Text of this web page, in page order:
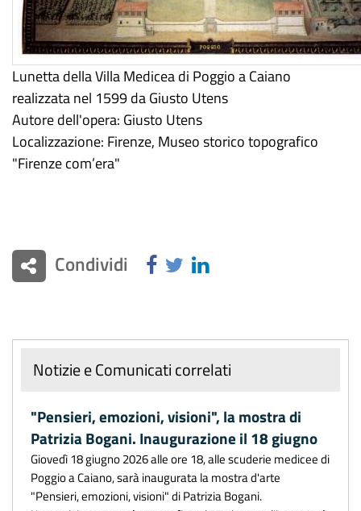
Lunetta della Villa Medicea di Poggio a Caiano
realizzata nel 1599 da Giusto Utens
Autore dell'opera: Giusto Utens
Localizzazione: Firenze, Museo storico topografico
"Firenze com’era"
Condividi
Notizie e Comunicati correlati
"Pensieri, emozioni, visioni", la mostra di
Patrizia Bogani. Inaugurazione il 18 giugno
Giovedì 18 giugno 2026 alle ore 18, alle scuderie medicee di
Poggio a Caiano, sarà inaugurata la mostra d'arte
"Pensieri, emozioni, visioni" di Patrizia Bogani.